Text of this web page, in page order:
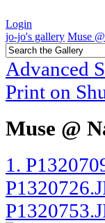
Login
jo-jo's gallery Muse
Advanced
Print on
Muse @
1.